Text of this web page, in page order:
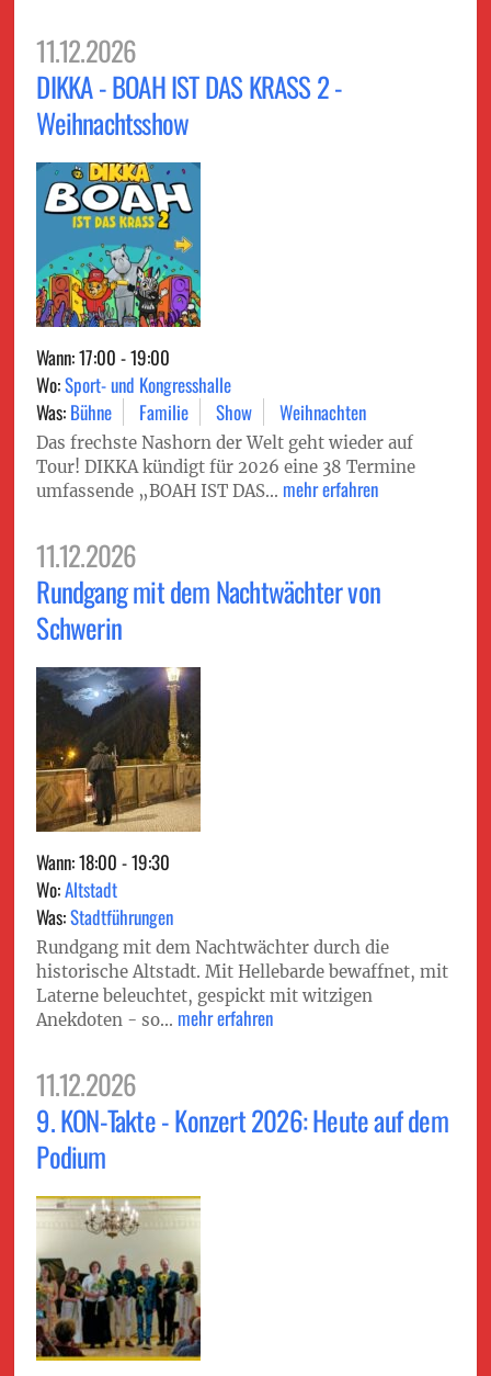
11.12.2026
DIKKA - BOAH IST DAS KRASS 2 -
Weihnachtsshow
Wann: 17:00 - 19:00
Wo:Sport- und Kongresshalle
Was: Bühne Familie Show Weihnachten
Das frechste Nashorn der Welt geht wieder auf
Tour! DIKKA kündigt für 2026 eine 38 Termine
umfassende „BOAH IST DAS... mehr erfahren
11.12.2026
Rundgang mit dem Nachtwächter von
Schwerin
Wann: 18:00 - 19:30
Wo:Altstadt
Was:Stadtführungen
Rundgang mit dem Nachtwächter durch die
historische Altstadt. Mit Hellebarde bewaffnet, mit
Laterne beleuchtet, gespickt mit witzigen
Anekdoten - so... mehr erfahren
11.12.2026
9. KON-Takte - Konzert 2026: Heute auf dem
Podium